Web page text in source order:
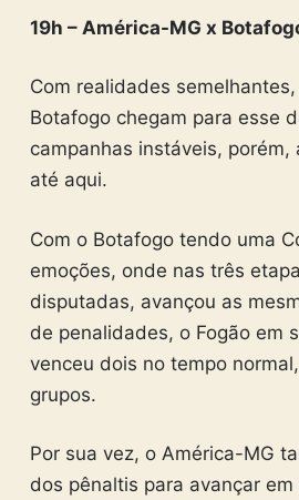
19h – América-MG x
Com realidades
Botafogo chegam para esse
campanhas instáveis, porém,
até aqui.
Com o Botafogo tendo uma
emoções, onde nas três
disputadas, avançou as
de penalidades, o Fogão em
venceu dois no tempo
grupos.
Por sua vez, o América-MG
dos pênaltis para avançar